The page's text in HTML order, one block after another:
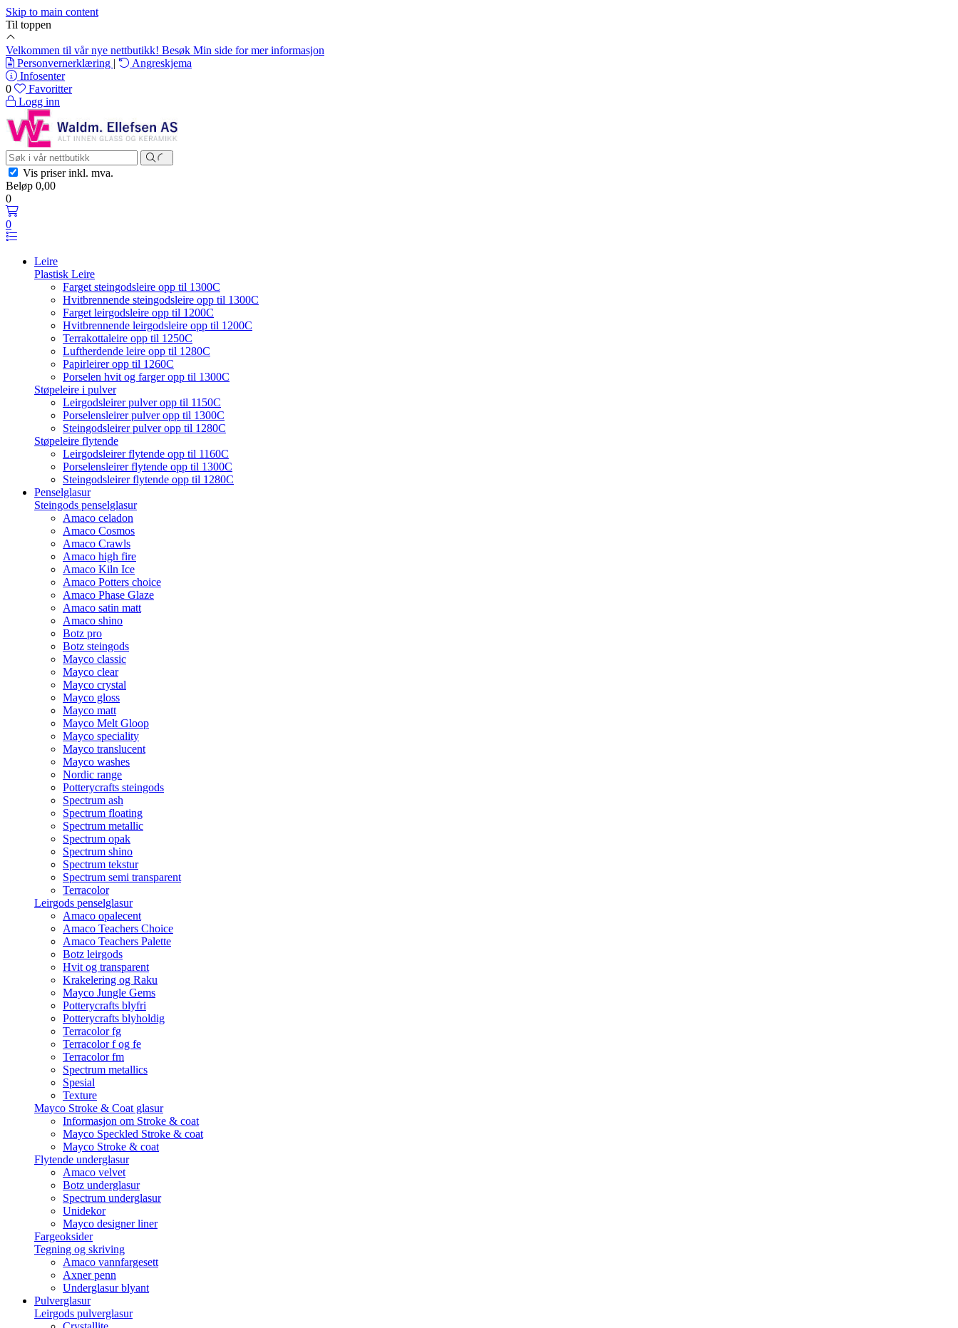
Skip to main content
Til toppen
Velkommen til vår nye nettbutikk! Besøk Min side for mer informasjon
Personvernerklæring |
Angreskjema
Infosenter
0
Favoritter
Logg inn
Vis priserinkl. mva.
Beløp 0,00
0
0
Leire
Plastisk Leire
Farget steingodsleire opp til 1300C
Hvitbrennende steingodsleire opp til 1300C
Farget leirgodsleire opp til 1200C
Hvitbrennende leirgodsleire opp til 1200C
Terrakottaleire opp til 1250C
Luftherdende leire opp til 1280C
Papirleirer opp til 1260C
Porselen hvit og farger opp til 1300C
Støpeleire i pulver
Leirgodsleirer pulver opp til 1150C
Porselensleirer pulver opp til 1300C
Steingodsleirer pulver opp til 1280C
Støpeleire flytende
Leirgodsleirer flytende opp til 1160C
Porselensleirer flytende opp til 1300C
Steingodsleirer flytende opp til 1280C
Penselglasur
Steingods penselglasur
Amaco celadon
Amaco Cosmos
Amaco Crawls
Amaco high fire
Amaco Kiln Ice
Amaco Potters choice
Amaco Phase Glaze
Amaco satin matt
Amaco shino
Botz pro
Botz steingods
Mayco classic
Mayco clear
Mayco crystal
Mayco gloss
Mayco matt
Mayco Melt Gloop
Mayco speciality
Mayco translucent
Mayco washes
Nordic range
Potterycrafts steingods
Spectrum ash
Spectrum floating
Spectrum metallic
Spectrum opak
Spectrum shino
Spectrum tekstur
Spectrum semi transparent
Terracolor
Leirgods penselglasur
Amaco opalecent
Amaco Teachers Choice
Amaco Teachers Palette
Botz leirgods
Hvit og transparent
Krakelering og Raku
Mayco Jungle Gems
Potterycrafts blyfri
Potterycrafts blyholdig
Terracolor fg
Terracolor f og fe
Terracolor fm
Spectrum metallics
Spesial
Texture
Mayco Stroke & Coat glasur
Informasjon om Stroke & coat
Mayco Speckled Stroke & coat
Mayco Stroke & coat
Flytende underglasur
Amaco velvet
Botz underglasur
Spectrum underglasur
Unidekor
Mayco designer liner
Fargeoksider
Tegning og skriving
Amaco vannfargesett
Axner penn
Underglasur blyant
Pulverglasur
Leirgods pulverglasur